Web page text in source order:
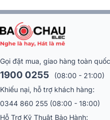
Gọi đặt mua, giao hàng toàn quốc
1900 0255
(08:00 - 21:00)
Khiếu nại, hỗ trợ khách hàng:
0344 860 255 (08:00 - 18:00)
Hỗ Trợ Kỹ Thuật Bảo Hành: